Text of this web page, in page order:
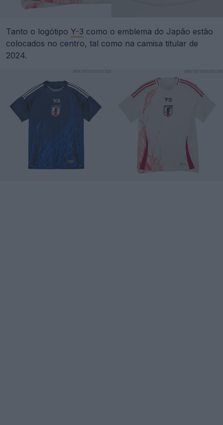
Tanto o logótipo Y-3 como o emblema do Japão estão
colocados no centro, tal como na camisa titular de
2024.